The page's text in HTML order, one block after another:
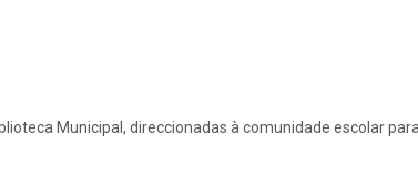
Municipal, direccionadas à comunidade escolar